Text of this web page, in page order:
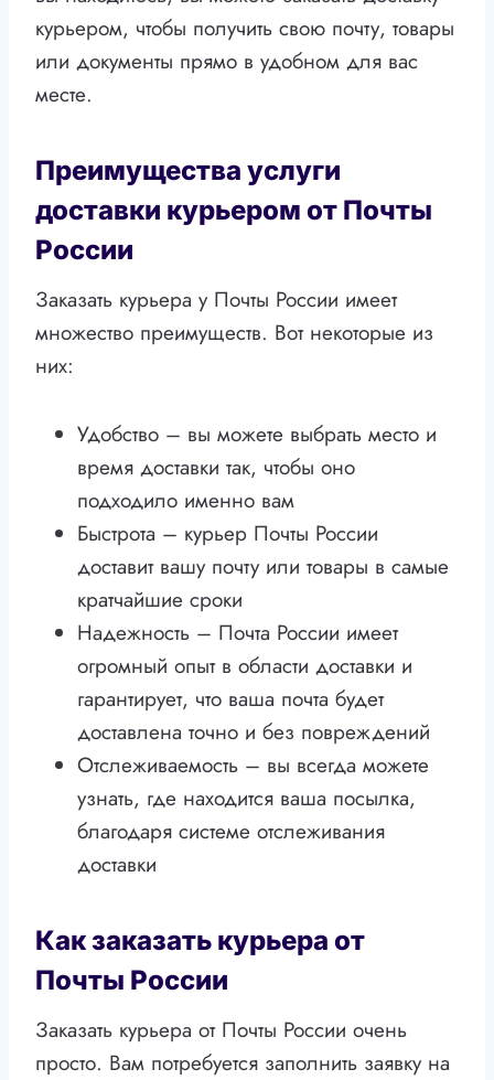
курьером, чтобы получить свою почту, товары
или документы прямо в удобном для вас
месте.
Преимущества услуги
доставки курьером от Почты
России
Заказать курьера у Почты России имеет
множество преимуществ. Вот некоторые из
них:
Удобство – вы можете выбрать место и
время доставки так, чтобы оно
подходило именно вам
Быстрота – курьер Почты России
доставит вашу почту или товары в самые
кратчайшие сроки
Надежность – Почта России имеет
огромный опыт в области доставки и
гарантирует, что ваша почта будет
доставлена точно и без повреждений
Отслеживаемость – вы всегда можете
узнать, где находится ваша посылка,
благодаря системе отслеживания
доставки
Как заказать курьера от
Почты России
Заказать курьера от Почты России очень
просто. Вам потребуется заполнить заявку на